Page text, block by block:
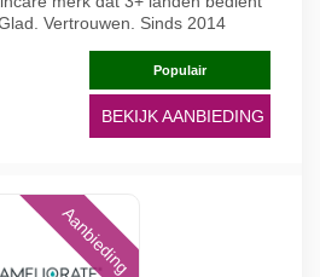
Vertrouwen. Sinds 2014
Populair
BEKIJK AANBIEDING
Aanbieding